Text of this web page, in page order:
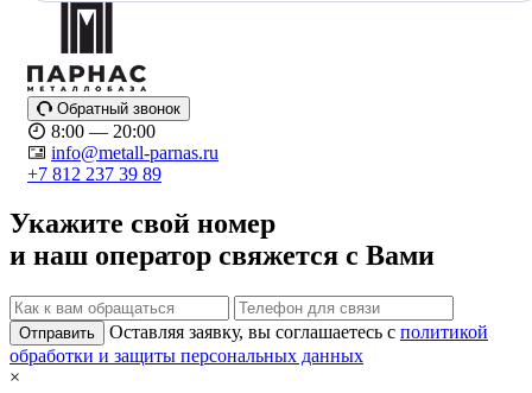
Обратный звонок
8:00 — 20:00
info@metall-parnas.ru
+7 812 237 39 89
Укажите свой номер
и наш оператор свяжется с Вами
Отправить Оставляя заявку, вы соглашаетесь с политикой
обработки и защиты персональных данных
×